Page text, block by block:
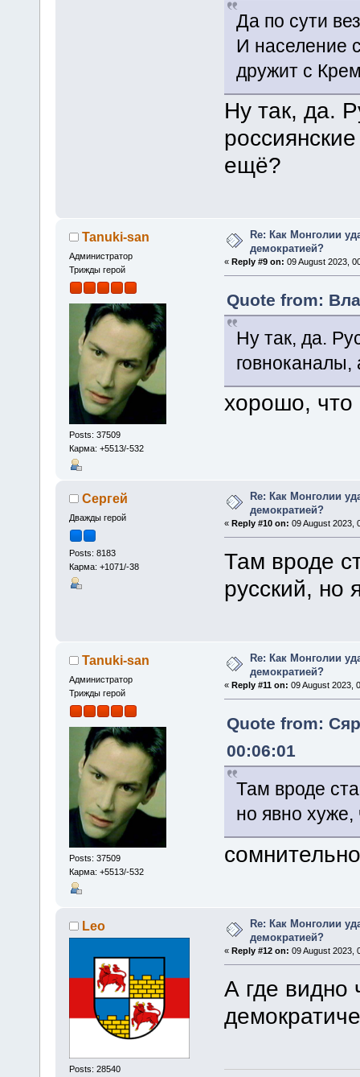
Да по сути
И население
дружит с
Ну так, да.
ещё?
Tanuki-san
Администратор
Трижды герой
Posts: 37509
Карма: +5513/-532
Re: Как Монголии
демократией?
« Reply #9 on: 09 August 2023,
Quote from:
Ну так, да.
хорошо, что
Сергей
Дважды герой
Posts: 8183
Карма: +1071/-38
Re: Как Монголии
демократией?
« Reply #10 on: 09 August 2023,
Там вроде
русский, но
Tanuki-san
Администратор
Трижды герой
Posts: 37509
Карма: +5513/-532
Re: Как Монголии
демократией?
« Reply #11 on: 09 August 2023,
Quote from:
00:06:01
Там вроде
но явно
Leo
Posts: 28540
Re: Как Монголии
демократией?
« Reply #12 on: 09 August 2023,
А где видно